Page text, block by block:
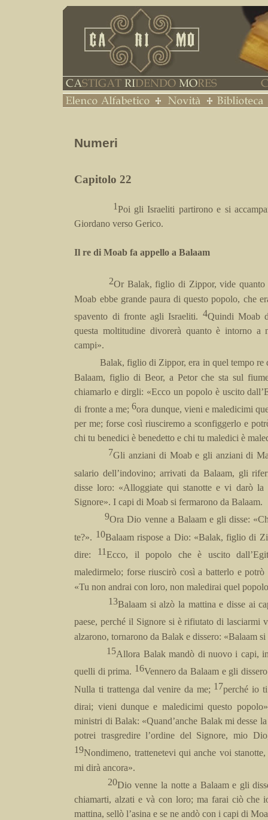
Numeri
Capitolo 22
1Poi gli Israeliti partirono e si
Giordano verso Gerico.
Il re di Moab fa appello a Balaam
2Or Balak, figlio di Zippor, vide
Moab ebbe grande paura di questo popolo, che
spavento di fronte agli Israeliti. 4Quindi Moab
questa moltitudine divorerà quanto è intorno
campi».
Balak, figlio di Zippor, era in quel tempo
Balaam, figlio di Beor, a Petor che sta sul
chiamarlo e dirgli: «Ecco un popolo è uscito
di fronte a me;6ora dunque, vieni e maledicimi
per me; forse così riusciremo a sconfiggerlo e
chi tu benedici è benedetto e chi tu maledici è
7Gli anziani di Moab e gli anziani di
salario dell’indovino; arrivati da Balaam, gli
disse loro: «Alloggiate qui stanotte e vi darò la
Signore». I capi di Moab si fermarono da Balaam.
9Ora Dio venne a Balaam e gli disse:
te?». 10Balaam rispose a Dio: «Balak, figlio di
dire: 11Ecco, il popolo che è uscito
maledirmelo; forse riuscirò così a batterlo e
«Tu non andrai con loro, non maledirai quel
13Balaam si alzò la mattina e disse ai
paese, perché il Signore si è rifiutato di lasciarmi
alzarono, tornarono da Balak e dissero: «Balaam
15Allora Balak mandò di nuovo i capi,
quelli di prima. 16Vennero da Balaam e gli
Nulla ti trattenga dal venire da me; 17perché io
dirai; vieni dunque e maledicimi questo
ministri di Balak: «Quand’anche Balak mi desse
potrei trasgredire l’ordine del Signore, mio
19Nondimeno, trattenetevi qui anche voi
mi dirà ancora».
20Dio venne la notte a Balaam e gli
chiamarti, alzati e và con loro; ma farai ciò che
mattina, sellò l’asina e se ne andò con i capi di